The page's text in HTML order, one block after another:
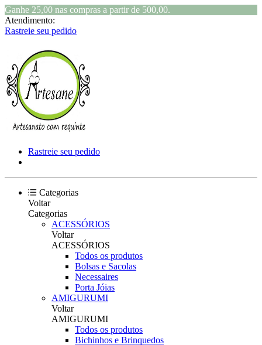
Ganhe 25,00 nas compras a partir de 500,00.
Atendimento:
Rastreie seu pedido
Rastreie seu pedido
Categorias
Voltar
Categorias
ACESSÓRIOS
Voltar
ACESSÓRIOS
Todos os produtos
Bolsas e Sacolas
Necessaires
Porta Jóias
AMIGURUMI
Voltar
AMIGURUMI
Todos os produtos
Bichinhos e Brinquedos